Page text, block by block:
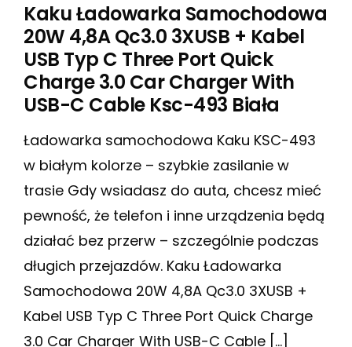
Kaku Ładowarka Samochodowa
20W 4,8A Qc3.0 3XUSB + Kabel
USB Typ C Three Port Quick
Charge 3.0 Car Charger With
USB-C Cable Ksc-493 Biała
Ładowarka samochodowa Kaku KSC-493
w białym kolorze – szybkie zasilanie w
trasie Gdy wsiadasz do auta, chcesz mieć
pewność, że telefon i inne urządzenia będą
działać bez przerw – szczególnie podczas
długich przejazdów. Kaku Ładowarka
Samochodowa 20W 4,8A Qc3.0 3XUSB +
Kabel USB Typ C Three Port Quick Charge
3.0 Car Charger With USB-C Cable […]